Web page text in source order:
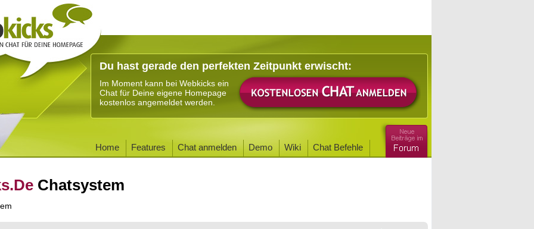
Du hast gerade den perfekten Zeitpunkt erwischt:
Im Moment kann bei Webkicks ein
Chat für Deine eigene Homepage
kostenlos angemeldet werden.
Home Features Chat anmelden Demo Wiki Chat Befehle
Chatsystem